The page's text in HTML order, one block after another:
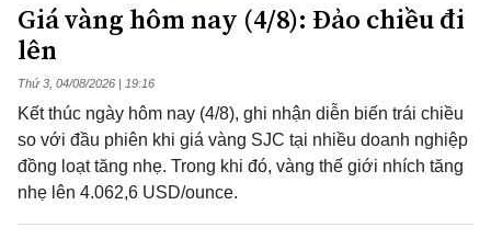
Giá vàng hôm nay (4/8): Đảo chiều đi
lên
Thứ 3, 04/08/2026 | 19:16
Kết thúc ngày hôm nay (4/8), ghi nhận diễn biến trái chiều
so với đầu phiên khi giá vàng SJC tại nhiều doanh nghiệp
đồng loạt tăng nhẹ. Trong khi đó, vàng thế giới nhích tăng
nhẹ lên 4.062,6 USD/ounce.